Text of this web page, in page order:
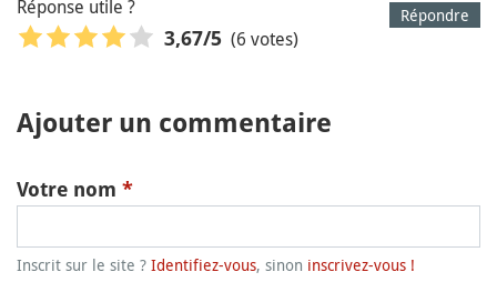
Répondre
Réponse utile ?
3,67/5 (6 votes)
Ajouter un commentaire
Votre nom *
Inscrit sur le site ? Identifiez-vous, sinon inscrivez-vous !